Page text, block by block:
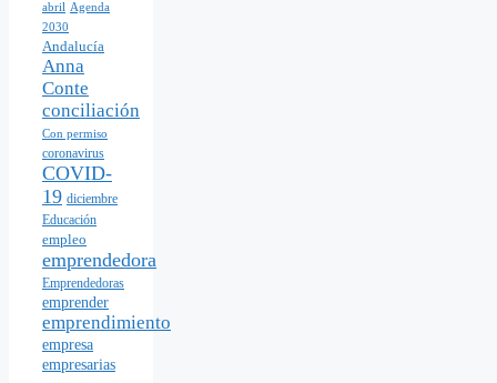
abril Agenda
2030
Andalucía
Anna
Conte
conciliación
Con permiso
coronavirus
COVID-
19 diciembre
Educación
empleo
emprendedora
Emprendedoras
emprender
emprendimiento
empresa
empresarias